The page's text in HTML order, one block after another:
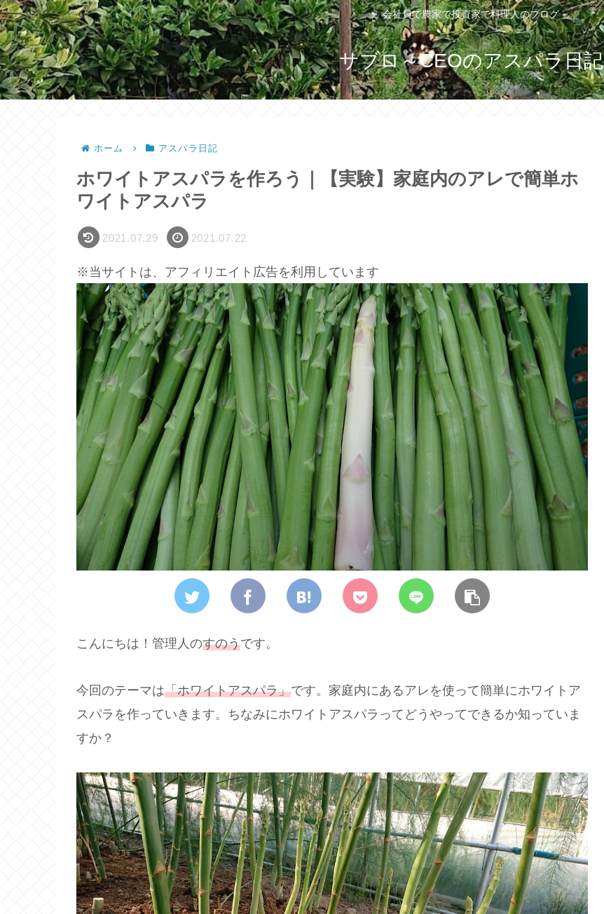
会社員で農家で投資家で料理人のブログ
サブロ～CEOのアスパラ日記
ホーム アスパラ日記
ホワイトアスパラを作ろう｜【実験】家庭内のアレで簡単ホ
ワイトアスパラ
2021.07.29 2021.07.22
※当サイトは、アフィリエイト広告を利用しています
こんにちは！管理人のすのうです。
今回のテーマは「ホワイトアスパラ」です。家庭内にあるアレを使って簡単にホワイトア
スパラを作っていきます。ちなみにホワイトアスパラってどうやってできるか知っていま
すか？